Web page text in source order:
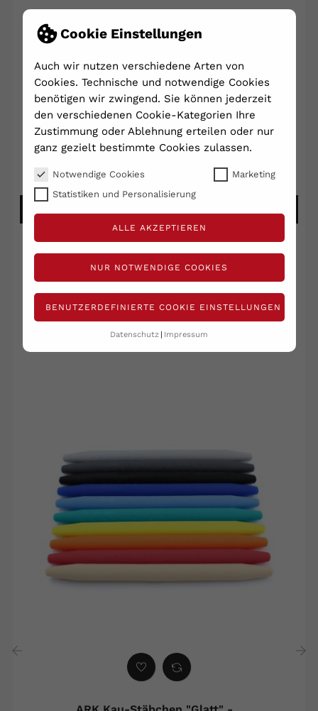
Cookie Einstellungen
Auch wir nutzen verschiedene Arten von
Cookies. Technische und notwendige Cookies
benötigen wir zwingend. Sie können jederzeit
den verschiedenen Cookie-Kategorien Ihre
Zustimmung oder Ablehnung erteilen oder nur
ganz gezielt bestimmte Cookies zulassen.
Notwendige Cookies
Marketing
Statistiken und Personalisierung
ALLE AKZEPTIEREN
NUR NOTWENDIGE COOKIES
BENUTZERDEFINIERTE COOKIE EINSTELLUNGEN
Datenschutz Impressum
inkl. MwSt.**zzgl. Versand
Lieferzeit: 2 - 5 Tage *
Schreibe deine Rezension
ÄHNLICHE ARTIKEL
( 16 andere Produkte der gleichen Kategorie )